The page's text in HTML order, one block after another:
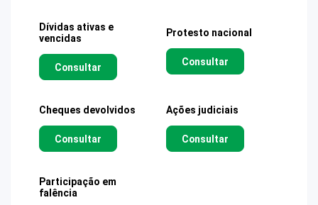
Dívidas ativas e
vencidas
Consultar
Protesto nacional
Consultar
Cheques devolvidos
Consultar
Ações judiciais
Consultar
Participação em
falência